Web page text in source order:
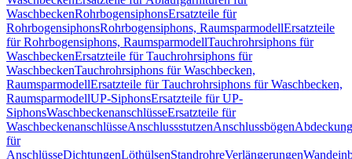
WaschbeckenRohrbogensiphonsErsatzteile für
RohrbogensiphonsRohrbogensiphons, RaumsparmodellErsatzteile
für Rohrbogensiphons, RaumsparmodellTauchrohrsiphons für
WaschbeckenErsatzteile für Tauchrohrsiphons für
WaschbeckenTauchrohrsiphons für Waschbecken,
RaumsparmodellErsatzteile für Tauchrohrsiphons für Waschbecken,
RaumsparmodellUP-SiphonsErsatzteile für UP-
SiphonsWaschbeckenanschlüsseErsatzteile für
WaschbeckenanschlüsseAnschlussstutzenAnschlussbögen
für
AnschlüsseDichtungenLöthülsenStandrohreVerlängerungen